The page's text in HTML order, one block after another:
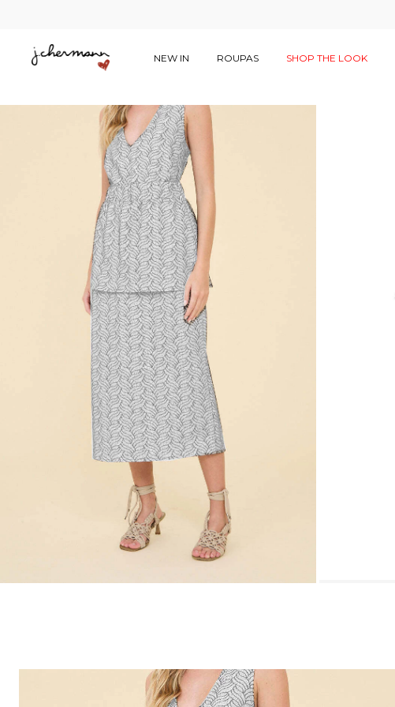
NEW IN ROUPAS SHOP THE LOOK